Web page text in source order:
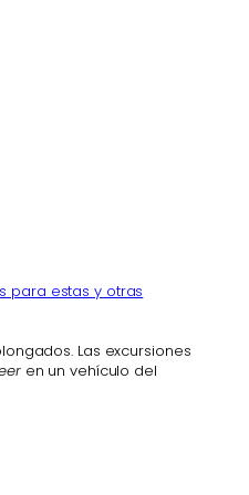
para estas y otras
Las excursiones
en un vehículo del